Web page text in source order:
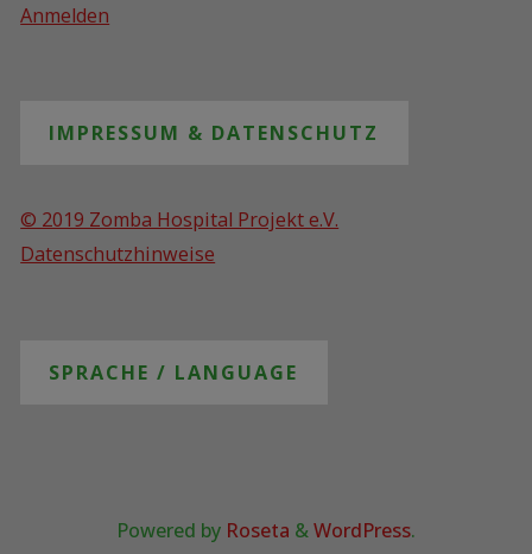
Anmelden
IMPRESSUM & DATENSCHUTZ
© 2019 Zomba Hospital Projekt e.V.
Datenschutzhinweise
SPRACHE / LANGUAGE
Powered by Roseta &WordPress.